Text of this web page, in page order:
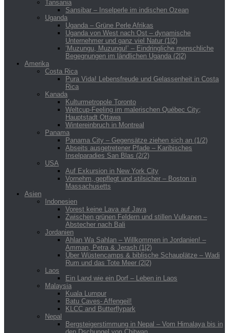
Tansania
Sansibar – Inselperle im indischen Ozean
Uganda
Uganda – Grüne Perle Afrikas
Uganda von West nach Ost – dynamische
Unternehmer und ganz viel Natur (1|2)
‘Muzungu, Muzungu!’ – Eindringliche menschliche
Begegnungen im ländlichen Uganda (2|2)
Amerika
Costa Rica
Pura Vida! Lebensfreude und Gelassenheit in Costa
Rica
Kanada
Kulturmetropole Toronto
Weltcup-Feeling im malerischen Québec City;
Hauptstadt Ottawa
Wintereinbruch in Montreal
Panama
Panama City – Gegensätze ziehen sich an (1/2)
Abseits ausgetretener Pfade – Karibisches
Inselparadies San Blas (2/2)
USA
Auf Exkursion in New York City
Vornehm, gepflegt und stilsicher – Boston in
Massachusetts
Asien
Indonesien
Vorest keine Lava auf Java
Zwischen grünen Feldern und stillen Vulkanen –
Abstecher nach Bali
Jordanien
Ahlan Wa Sahlan – Willkommen in Jordanien! –
Amman, Petra & Jerash (1|2)
Über Wüstencamps & biblische Schauplätze – Wadi
Rum und das Tote Meer (2|2)
Laos
Ein Land wie ein Dorf – Leben in Laos
Malaysia
Kuala Lumpur
Batu Caves- Affengeil!
KLCC and Butterflypark
Nepal
Bergsteigerstimmung in Nepal – Vom Himalaya bis in